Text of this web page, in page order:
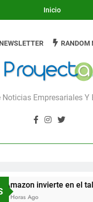
Inicio
Noticias Empresariales Y
NEWSLETTER RANDOM
Amazon invierte en el
7 Horas Ago